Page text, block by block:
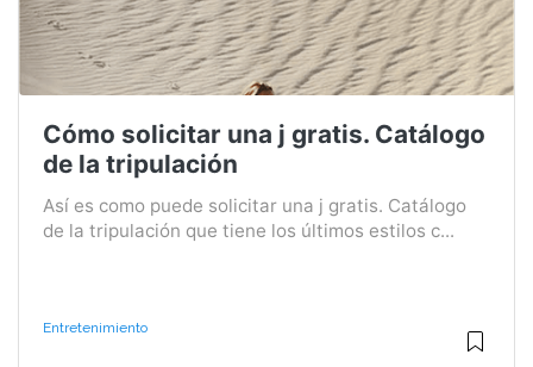
Cómo solicitar una j gratis. Catálogo
de la tripulación
Así es como puede solicitar una j gratis. Catálogo
de la tripulación que tiene los últimos estilos c...
Entretenimiento